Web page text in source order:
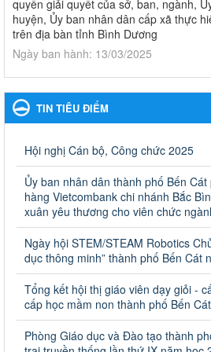
quyền giải quyết của sở, ban, ngành,
huyện, Ủy ban nhân dân cấp xã thực
trên địa bàn tỉnh Bình Dương
Ngày ban hành: 13/03/2025
Kế hoạch Phổ biến, giáo dục pháp
Giáo dục và Đào tạo thành phố Bến
Kế hoạch Phổ biến, giáo dục pháp luật
Ngày ban hành: 28/02/2025
Quyết định công bố thủ tục hành
vực giáo dục đào tạo thuộc hệ giáo
giáo dục khác thuộc thẩm quyền
và Đào tạo, Ủy ban nhân dân cấp
Quyết định công bố thủ tục hành
giáo dục đào tạo thuộc hệ giáo dục
khác thuộc thẩm quyền giải quyết của
Ủy ban nhân dân cấp huyện
Ngày ban hành: 30/09/2024
Hướng dẫn thực hiện nhiệm vụ
TIN TIÊU ĐIỂM
Hội nghị Cán bộ, Công chức 2025
Ủy ban nhân dân thành phố Bến
hàng Vietcombank chi nhánh Bắc
xuân yêu thương cho viên chức
Ngày hội STEM/STEAM Robotics
dục thông minh” thành phố Bến Cát
Tổng kết hội thị giáo viên dạy giỏi -
cấp học mầm non thành phố Bến
Phòng Giáo dục và Đào tạo thành